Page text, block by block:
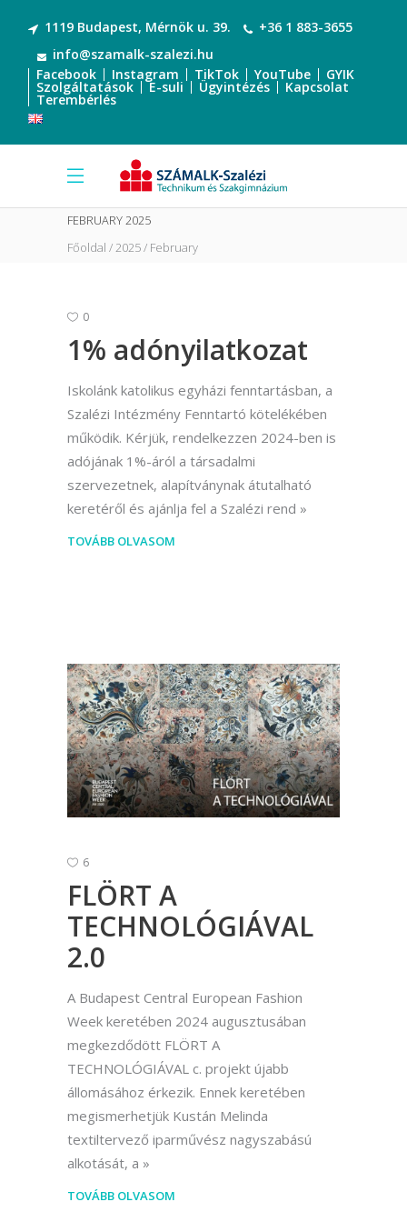
1119 Budapest, Mérnök u. 39.
+36 1 883-3655
info@szamalk-szalezi.hu
Facebook
Instagram TikTok YouTube GYIK
Szolgáltatások E-suli Ügyintézés Kapcsolat
Terembérlés
FEBRUARY 2025
Főoldal 2025 February
0
1% adónyilatkozat
Iskolánk katolikus egyházi fenntartásban, a
Szalézi Intézmény Fenntartó kötelékében
működik. Kérjük, rendelkezzen 2024-ben is
adójának 1%-áról a társadalmi
szervezetnek, alapítványnak átutalható
keretéről és ajánlja fel a Szalézi rend
TOVÁBB OLVASOM
6
FLÖRT A
TECHNOLÓGIÁVAL
2.0
A Budapest Central European Fashion
Week keretében 2024 augusztusában
megkezdődött FLÖRT A
TECHNOLÓGIÁVAL c. projekt újabb
állomásához érkezik. Ennek keretében
megismerhetjük Kustán Melinda
textiltervező iparművész nagyszabású
alkotását, a
TOVÁBB OLVASOM